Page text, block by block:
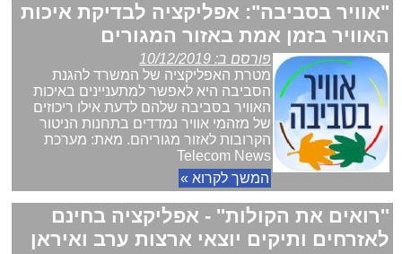
"אוויר בסביבה": אפליקציה לבדיקת איכות
האוויר בזמן אמת באזור המגורים
פורסם ב: 10/12/2019
מטרת האפליקציה של המשרד להגנת
הסביבה היא לאפשר למתעניינים באיכות
האוויר בסביבה שלהם לדעת אילו ריכוזים
של מזהמי אוויר נמדדים בתחנות הניטור
הקרובות לאזור מגוריהם. מאת: מערכת
Telecom News
המשך לקרוא »
''רואים את הקולות'' - אפליקציה בחינם
לאזרחים ותיקים יוצאי ארצות ערב ואיראן